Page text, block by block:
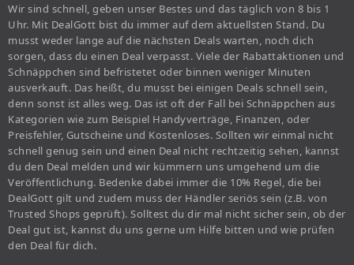
Wir sind schnell, geben unser Bestes und das täglich von 8 bis 1
Uhr. Mit DealGott bist du immer auf dem aktuellsten Stand. Du
musst weder lange auf die nächsten Deals warten, noch dich
sorgen, dass du einen Deal verpasst. Viele der Rabattaktionen und
Schnäppchen sind befristetet oder binnen weniger Minuten
ausverkauft. Das heißt, du musst bei einigen Deals schnell sein,
denn sonst ist alles weg. Das ist oft der Fall bei Schnäppchen aus
Kategorien wie zum Beispiel Handyverträge, Finanzen, oder
Preisfehler, Gutscheine und Kostenloses. Sollten wir einmal nicht
schnell genug sein und einen Deal nicht rechtzeitig sehen, kannst
du den Deal melden und wir kümmern uns umgehend um die
Veröffentlichung. Bedenke dabei immer die 10% Regel, die bei
DealGott gilt und zudem muss der Händler seriös sein (z.B. von
Trusted Shops geprüft). Solltest du dir mal nicht sicher sein, ob der
Deal gut ist, kannst du uns gerne um Hilfe bitten und wie prüfen
den Deal für dich.